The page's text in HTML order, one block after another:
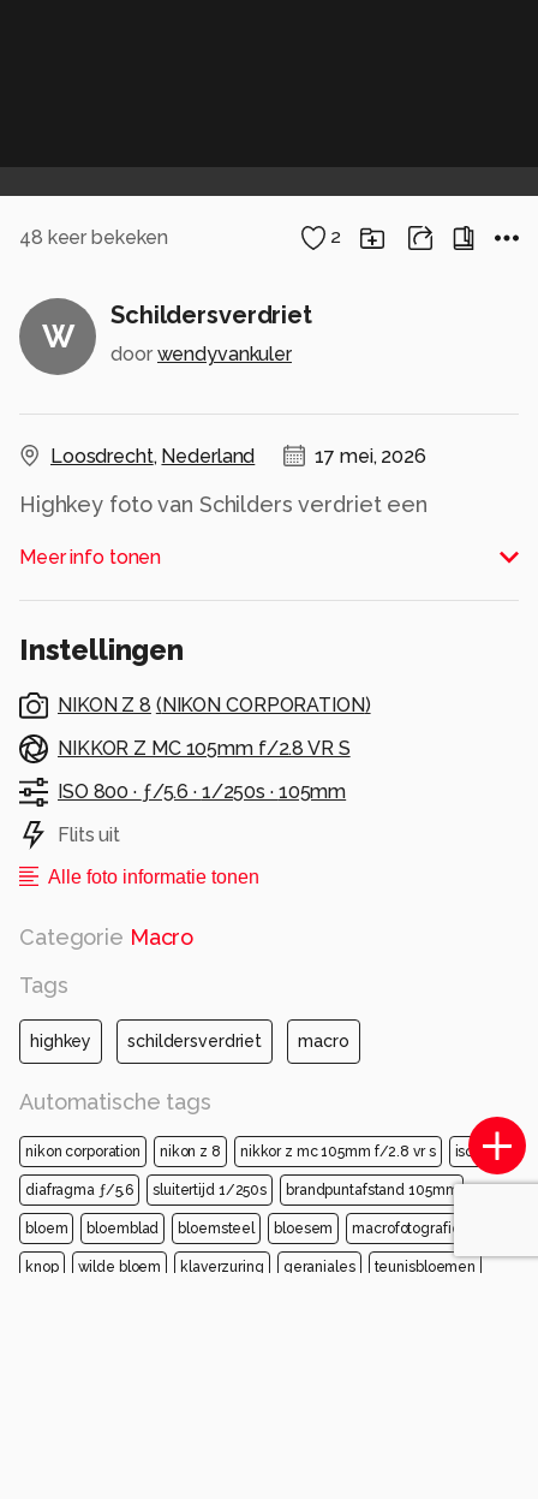
48 keer bekeken 2
W
Schildersverdriet
door wendyvankuler
Loosdrecht, Nederland 17 mei, 2026
Highkey foto van Schilders verdriet een
Meer info tonen
Instellingen
NIKON Z 8 ( NIKON CORPORATION)
NIKKOR Z MC 105mm f/2.8 VR S
ISO 800 · ƒ/5.6 · 1/250s · 105mm
Flits uit
Alle foto informatie tonen
Categorie Macro
Tags
highkey schildersverdriet macro
Automatische tags
nikon corporation nikon z 8 nikkor z mc 105mm f/2.8 vr s iso 800
diafragma ƒ/5.6 sluitertijd 1/250s brandpuntafstand 105mm
bloem bloemblad bloemsteel bloesem macrofotografie
knop wilde bloem klaverzuring geraniales teunisbloemen